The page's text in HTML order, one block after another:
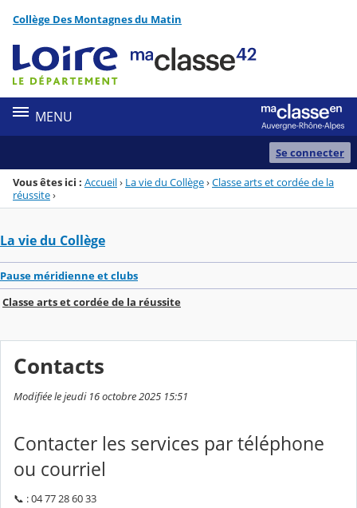
Menu de la rubrique
Contenu
Collège Des Montagnes du Matin
MENU
Se connecter
Vous êtes ici : Accueil› La vie du Collège›Classe arts et cordée de la
réussite›
La vie du Collège
Pause méridienne et clubs
Classe arts et cordée de la réussite
Contacts
Modifiée le jeudi 16 octobre 2025 15:51
Contacter les services par téléphone
ou courriel
📞 : 04 77 28 60 33